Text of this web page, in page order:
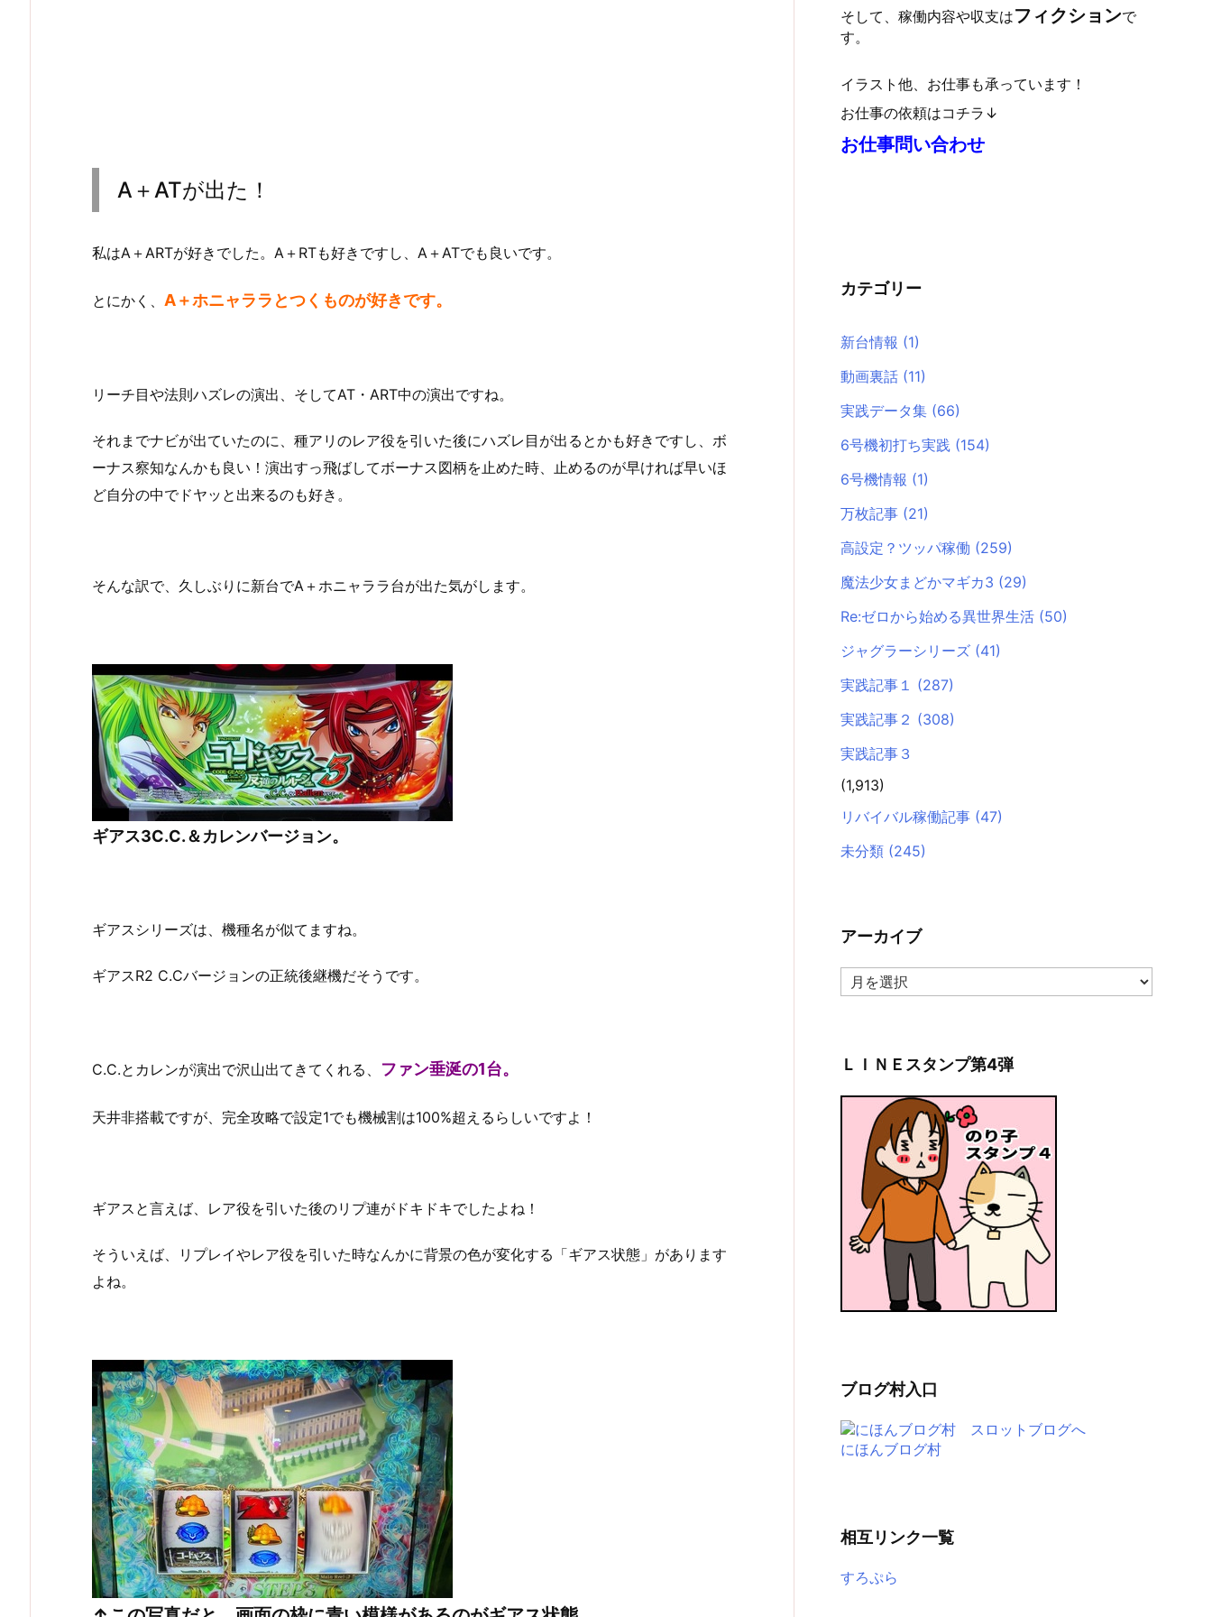
A＋ATが出た！
私はA＋ARTが好きでした。A＋RTも好きですし、A＋ATでも良いです。
とにかく、 A＋ホニャララとつくものが好きです。
リーチ目や法則ハズレの演出、そしてAT・ART中の演出ですね。
それまでナビが出ていたのに、種アリのレア役を引いた後にハズレ目が出るとかも好きですし、ボ
ーナス察知なんかも良い！演出すっ飛ばしてボーナス図柄を止めた時、止めるのが早ければ早いほ
ど自分の中でドヤッと出来るのも好き。
そんな訳で、久しぶりに新台でA＋ホニャララ台が出た気がします。
ギアス3C.C.＆カレンバージョン。
ギアスシリーズは、機種名が似てますね。
ギアスR2 C.Cバージョンの正統後継機だそうです。
C.C.とカレンが演出で沢山出てきてくれる、 ファン垂涎の1台。
天井非搭載ですが、完全攻略で設定1でも機械割は100%超えるらしいですよ！
ギアスと言えば、レア役を引いた後のリプ連がドキドキでしたよね！
そういえば、リプレイやレア役を引いた時なんかに背景の色が変化する「ギアス状態」があります
よね。
そして、稼働内容や収支はフィクションで
す。
イラスト他、お仕事も承っています！
お仕事の依頼はコチラ↓
お仕事問い合わせ
カテゴリー
新台情報 (1)
動画裏話 (11)
実践データ集 (66)
6号機初打ち実践 (154)
6号機情報 (1)
万枚記事 (21)
高設定？ツッパ稼働 (259)
魔法少女まどかマギカ3 (29)
Re:ゼロから始める異世界生活 (50)
ジャグラーシリーズ (41)
実践記事１ (287)
実践記事２ (308)
実践記事３
(1,913)
リバイバル稼働記事 (47)
未分類 (245)
アーカイブ
ア
ー
ブＬＩＮＥスタンプ第4弾
ブログ村入口
にほんブログ村
相互リンク一覧
すろぷら